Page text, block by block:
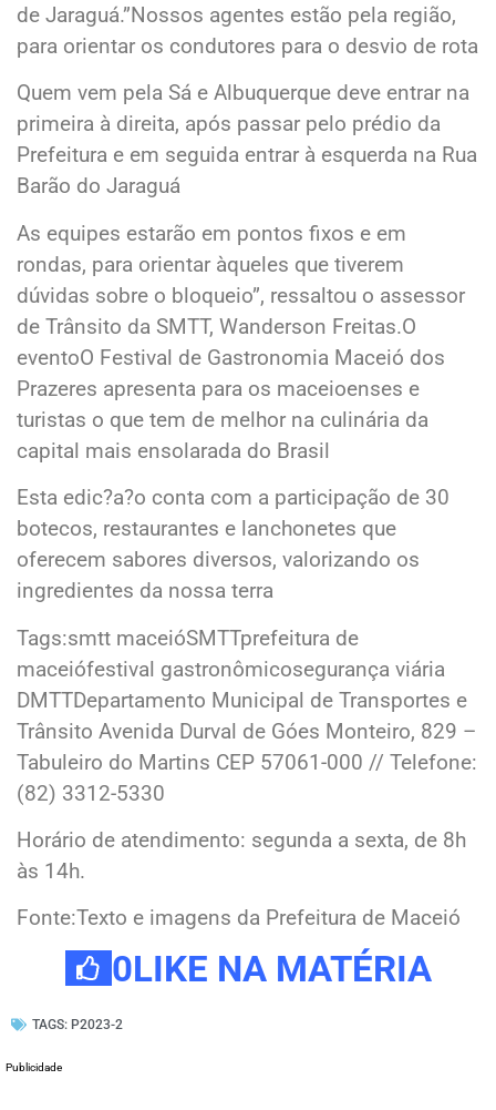
de Jaraguá.”Nossos agentes estão pela região,
para orientar os condutores para o desvio de rota
Quem vem pela Sá e Albuquerque deve entrar na
primeira à direita, após passar pelo prédio da
Prefeitura e em seguida entrar à esquerda na Rua
Barão do Jaraguá
As equipes estarão em pontos fixos e em
rondas, para orientar àqueles que tiverem
dúvidas sobre o bloqueio”, ressaltou o assessor
de Trânsito da SMTT, Wanderson Freitas.O
eventoO Festival de Gastronomia Maceió dos
Prazeres apresenta para os maceioenses e
turistas o que tem de melhor na culinária da
capital mais ensolarada do Brasil
Esta edic?a?o conta com a participação de 30
botecos, restaurantes e lanchonetes que
oferecem sabores diversos, valorizando os
ingredientes da nossa terra
Tags:smtt maceióSMTTprefeitura de
maceiófestival gastronômicosegurança viária
DMTTDepartamento Municipal de Transportes e
Trânsito Avenida Durval de Góes Monteiro, 829 –
Tabuleiro do Martins CEP 57061-000 // Telefone:
(82) 3312-5330
Horário de atendimento: segunda a sexta, de 8h
às 14h.
Fonte:Texto e imagens da Prefeitura de Maceió
0LIKE NA MATÉRIA
TAGS: P2023-2
Publicidade